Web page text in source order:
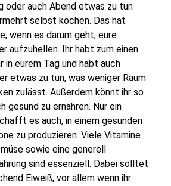
oder auch Abend etwas zu tun
selbst kochen. Das hat
wenn es darum geht, eure
aufzuhellen. Ihr habt zum einen
eurem Tag und habt auch
etwas zu tun, was weniger Raum
zulässt. Außerdem könnt ihr so
gesund zu ernähren. Nur ein
es auch, in einem gesunden
zu produzieren. Viele Vitamine
sowie eine generell
sind essenziell. Dabei solltet
Eiweiß, vor allem wenn ihr